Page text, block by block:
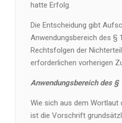
hatte Erfolg.
Die Entscheidung gibt
Anwendungsbereich des §
Rechtsfolgen der
erforderlichen vorherigen
Anwendungsbereich des §
Wie sich aus dem Wortlaut
ist die Vorschrift